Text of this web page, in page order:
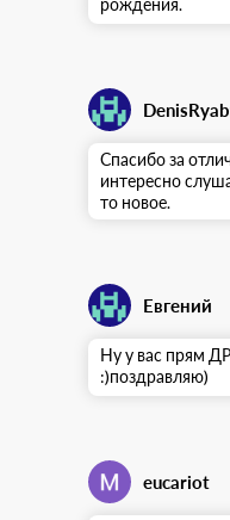
рождения.
Спасибо за
интересно
то новое.
Евгений
Ну у вас прям
:)поздравляю)
eucariot